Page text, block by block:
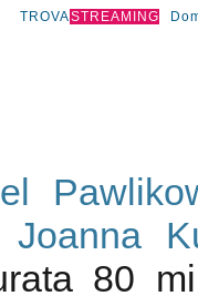
TROVASTREAMING
Joanna
80